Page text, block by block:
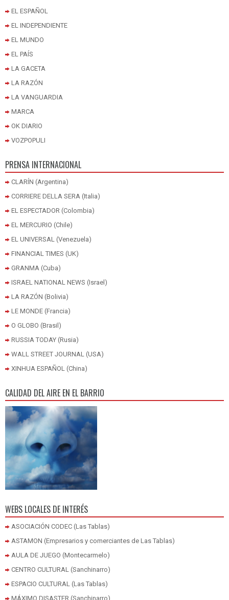
EL ESPAÑOL
EL INDEPENDIENTE
EL MUNDO
EL PAÍS
LA GACETA
LA RAZÓN
LA VANGUARDIA
MARCA
OK DIARIO
VOZPOPULI
PRENSA INTERNACIONAL
CLARÍN (Argentina)
CORRIERE DELLA SERA (Italia)
EL ESPECTADOR (Colombia)
EL MERCURIO (Chile)
EL UNIVERSAL (Venezuela)
FINANCIAL TIMES (UK)
GRANMA (Cuba)
ISRAEL NATIONAL NEWS (Israel)
LA RAZÓN (Bolivia)
LE MONDE (Francia)
O GLOBO (Brasil)
RUSSIA TODAY (Rusia)
WALL STREET JOURNAL (USA)
XINHUA ESPAÑOL (China)
CALIDAD DEL AIRE EN EL BARRIO
WEBS LOCALES DE INTERÉS
ASOCIACIÓN CODEC (Las Tablas)
ASTAMON (Empresarios y comerciantes de Las Tablas)
AULA DE JUEGO (Montecarmelo)
CENTRO CULTURAL (Sanchinarro)
ESPACIO CULTURAL (Las Tablas)
MÁXIMO DISASTER (Sanchinarro)